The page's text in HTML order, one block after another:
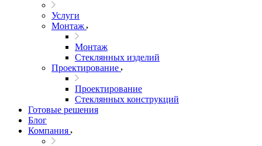
Услуги
Монтаж
Монтаж
Стеклянных изделий
Проектирование
Проектирование
Стеклянных конструкций
Готовые решения
Блог
Компания